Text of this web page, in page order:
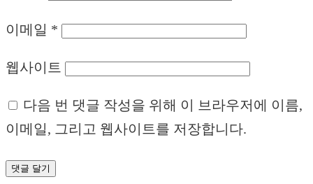
이메일 *
웹사이트
다음 번 댓글 작성을 위해 이 브라우저에 이름,
이메일, 그리고 웹사이트를 저장합니다.